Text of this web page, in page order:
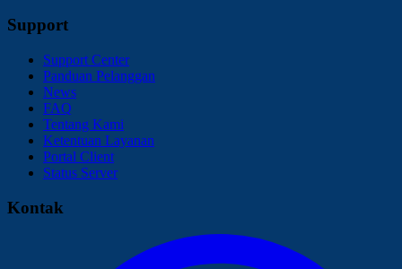
Support
Support Center
Panduan Pelanggan
News
FAQ
Tentang Kami
Ketentuan Layanan
Portal Client
Status Server
Kontak